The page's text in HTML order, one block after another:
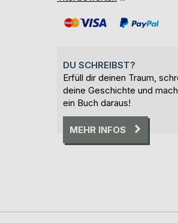
DU SCHREIBST?
Erfüll dir deinen Traum,
deine Geschichte und
ein Buch daraus!
MEHR INFOS